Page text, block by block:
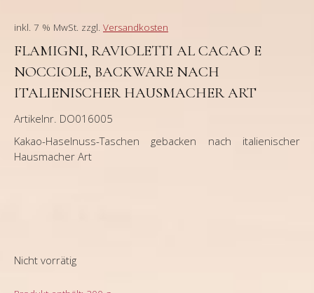
inkl. 7 % MwSt. zzgl. Versandkosten
FLAMIGNI, RAVIOLETTI AL CACAO E
NOCCIOLE, BACKWARE NACH
ITALIENISCHER HAUSMACHER ART
Artikelnr. DO016005
Kakao-Haselnuss-Taschen gebacken nach italienischer
Hausmacher Art
Nicht vorrätig